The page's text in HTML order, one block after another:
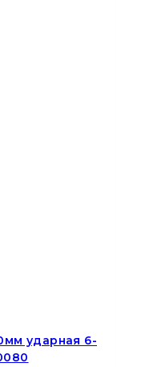
ударная 6-